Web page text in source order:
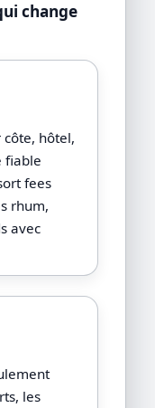
change
hôtel,
fiable
fees
rhum,
avec
les